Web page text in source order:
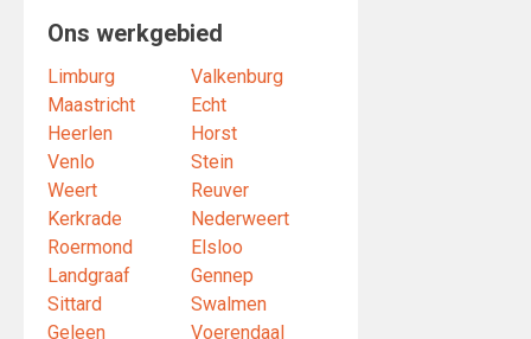
Ons werkgebied
Limburg
Maastricht
Heerlen
Venlo
Weert
Kerkrade
Roermond
Landgraaf
Sittard
Geleen
Valkenburg
Echt
Horst
Stein
Reuver
Nederweert
Elsloo
Gennep
Swalmen
Voerendaal